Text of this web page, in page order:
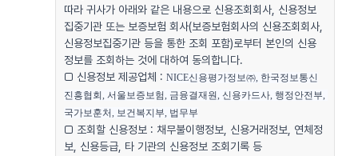
따라 귀사가 아래와 같은 내용으로 신용조회회사, 신용정보
집중기관 또는 보증보험 회사(보증보험회사의 신용조회회사,
신용정보집중기관 등을 통한 조회 포함)로부터 본인의 신용
정보를 조회하는 것에 대하여 동의합니다.
□ 신용정보 제공업체 :NICE신용평가정보㈜, 한국정보통신
진흥협회, 서울보증보험, 금융결재원, 신용카드사, 행정안전부,
국가보훈처, 보건복지부, 법무부
□ 조회할 신용정보 : 채무불이행정보, 신용거래정보, 연체정
보, 신용등급, 타 기관의 신용정보 조회기록 등